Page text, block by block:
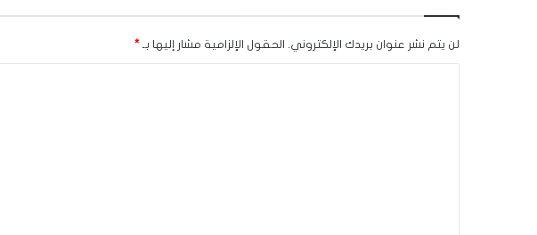
لن يتم نشر عنوان بريدك الإلكتروني. الحقول الإلزامية مشار إليها بـ *